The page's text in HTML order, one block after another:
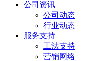
公司资讯
公司动态
行业动态
服务支持
工法支持
营销网络